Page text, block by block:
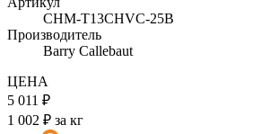
CHM-T13CHVC-25B
Производитель
Barry Callebaut
ЦЕНА
5 011 ₽
1 002 ₽ за кг